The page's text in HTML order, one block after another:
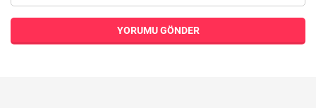
YORUMU GÖNDER